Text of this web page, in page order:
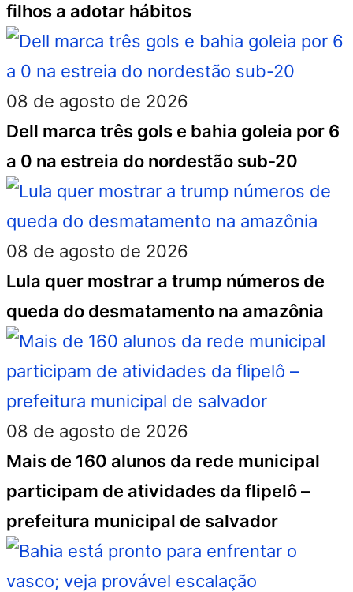
filhos a adotar hábitos
08 de agosto de 2026
Dell marca três gols e bahia goleia por 6
a 0 na estreia do nordestão sub-20
08 de agosto de 2026
Lula quer mostrar a trump números de
queda do desmatamento na amazônia
08 de agosto de 2026
Mais de 160 alunos da rede municipal
participam de atividades da flipelô –
prefeitura municipal de salvador